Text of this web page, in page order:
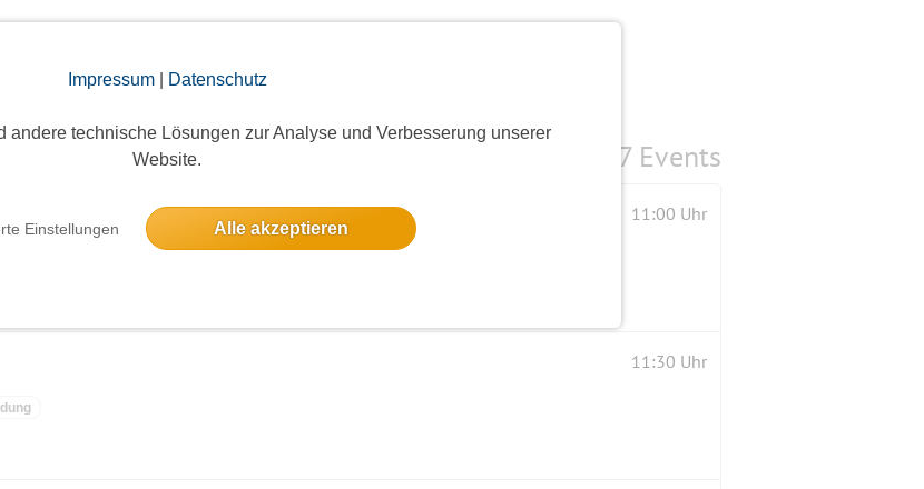
Impressum| Datenschutz
andere technische Lösungen zur Analyse und Verbesserung unserer
Website.
Einstellungen Alle akzeptieren
7 Events
"REHA" #4 - Kleine Rundwanderung im Fließtal - kürzer als üblich, aber NICHT langsamer deshalb REHA 11:00 Uhr
11:30 Uhr